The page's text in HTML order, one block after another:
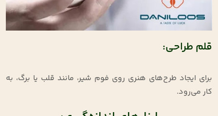
قلم طراحی:
برای ایجاد طرح‌های هنری روی فوم شیر، مانند قلب یا برگ، به
کار می‌رود.